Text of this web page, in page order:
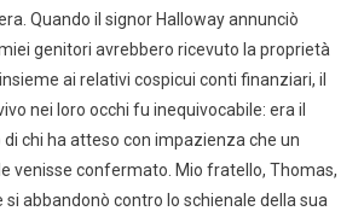
Quando il signor Halloway annunciò
genitori avrebbero ricevuto la proprietà
ai relativi cospicui conti finanziari, il
nei loro occhi fu inequivocabile: era il
chi ha atteso con impazienza che un
venisse confermato. Mio fratello, Thomas,
si abbandonò contro lo schienale della sua